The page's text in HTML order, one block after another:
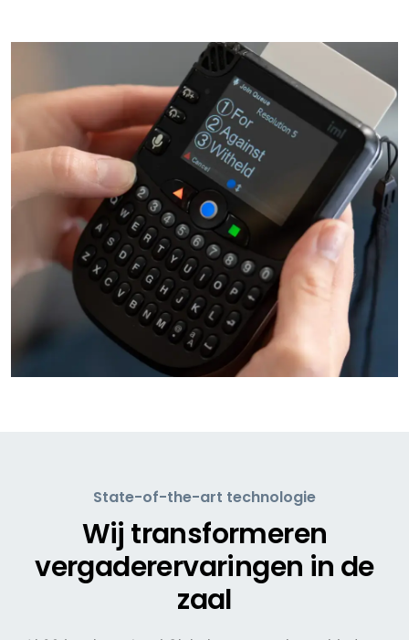
State-of-the-art technologie
Wij transformeren
vergaderervaringen in de
zaal